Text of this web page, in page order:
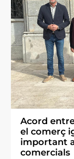
Acord
el comerç
important
comercials